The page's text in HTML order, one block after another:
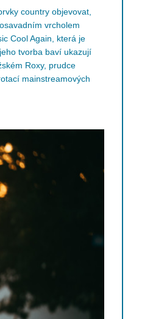
country objevovat,
vrcholem
Cool Again, která je
tvorba baví ukazují
Roxy, prudce
mainstreamových